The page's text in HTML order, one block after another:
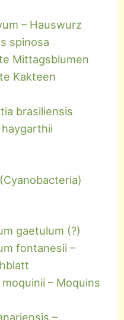
– Hauswurz
spinosa
Mittagsblumen
Kakteen
brasiliensis
gaetulum (?)
fontanesii –
– Moquins
–